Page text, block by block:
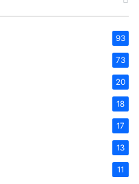
93
73
20
18
17
13
11